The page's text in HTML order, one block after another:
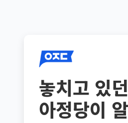
놓치고 있던
아정당이